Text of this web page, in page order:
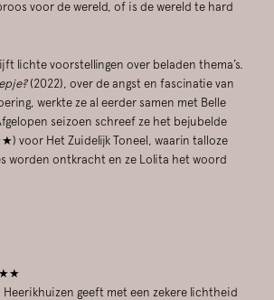
voor de wereld, of is de wereld te hard
lichte voorstellingen over beladen thema’s.
(2022), over de angst en fascinatie van
werkte ze al eerder samen met Belle
seizoen schreef ze het bejubelde
Het Zuidelijk Toneel, waarin talloze
worden ontkracht en ze Lolita het woord
Heerikhuizen geeft met een zekere lichtheid